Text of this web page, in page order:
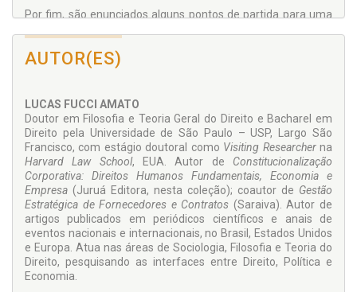
Por fim, são enunciados alguns pontos de partida para uma
Coordenação: Fernando Rister de Sousa Lima
O Brasil, como país periférico no sistema social global, atra­
vessa um período histórico-so­cial conturbado sob o âmago
editorial, em que o tecnicismo-dogmático de baixa
consistência teórica e o pragmatismo-imediatista
desenfreado assentam-se como principais atores do
neocapitalismo, a materializar-se no contexto do mercado
edi­torial, numa avalanche de publicações cujo intento é sim­
plificar o insimplificável, com obras de repetição em massa,
sem outro propósito qualquer do que atender a uma
demanda de informação resumida. Sem me­noscabo a esse
público, a Juruá Editora e o Coordenador desta Coleção – o
Prof. Fernando Ris­ter de Sousa Lima – saem na contramão
AUTOR(ES)
LUCAS FUCCI AMATO
Doutor em Filosofia e Teoria Geral do Direito e Bacharel em
Direito pela Universidade de São Paulo – USP, Largo São
Francisco, com estágio doutoral como Visiting Researcherna
Harvard Law School, EUA. Autor de Constitucionalização
Corporativa: Direitos Humanos Fundamentais, Economia e
Empresa (Juruá Editora, nesta coleção); coautor de Gestão
Estratégica de Fornecedores e Contratos (Saraiva). Autor de
artigos publicados em periódicos científicos e anais de
eventos nacionais e internacionais, no Brasil, Estados Unidos
e Europa. Atua nas áreas de Sociologia, Filosofia e Teoria do
Direito, pesquisando as interfaces entre Direito, Política e
Economia.